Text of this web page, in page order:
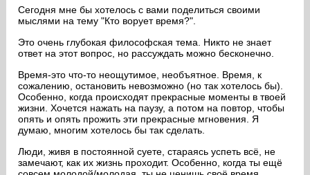
эфир
на сайте
пользователей
Сегодня мне бы хотелось с вами поделиться своими
мыслями на тему "Кто ворует время?".
Это очень глубокая философская тема. Никто не знает
ответ на этот вопрос, но рассуждать можно бесконечно.
Время-это что-то неощутимое, необъятное. Время, к
сожалению, остановить невозможно (но так хотелось бы).
Особенно, когда происходят прекрасные моменты в твоей
жизни. Хочется нажать на паузу, а потом на повтор, чтобы
опять и опять прожить эти прекрасные мгновения. Я
думаю, многим хотелось бы так сделать.
Люди, живя в постоянной суете, стараясь успеть всё, не
замечают, как их жизнь проходит. Особенно, когда ты ещё